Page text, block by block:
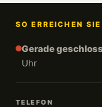
SO ERREICHEN
Gerade
Uhr
TELEFON